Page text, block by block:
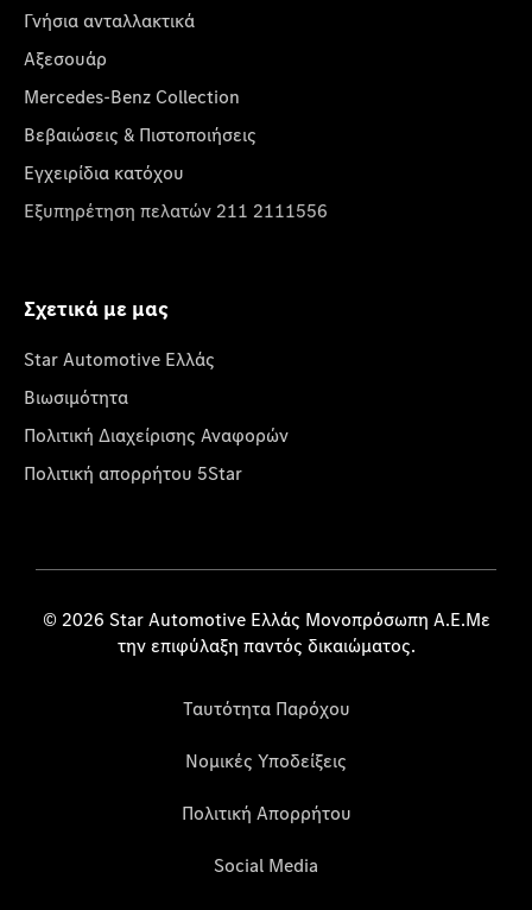
Γνήσια ανταλλακτικά
Αξεσουάρ
Mercedes-Benz Collection
Βεβαιώσεις & Πιστοποιήσεις
Εγχειρίδια κατόχου
Εξυπηρέτηση πελατών 211 2111556
Σχετικά με μας
Star Automotive Ελλάς
Βιωσιμότητα
Πολιτική Διαχείρισης Αναφορών
Πολιτική απορρήτου 5Star
© 2026 Star Automotive Ελλάς Μονοπρόσωπη Α.Ε.Με
την επιφύλαξη παντός δικαιώματος.
Ταυτότητα Παρόχου
Νομικές Υποδείξεις
Πολιτική Απορρήτου
Social Media